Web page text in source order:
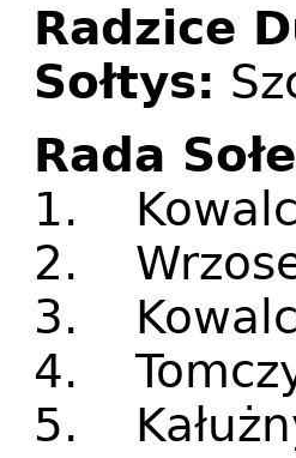
Radzice
Sołtys:
Rada
1.
2.
3.
4.
5.